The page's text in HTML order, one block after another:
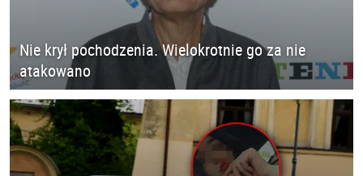
Nie krył pochodzenia. Wielokrotnie go za nie
atakowano